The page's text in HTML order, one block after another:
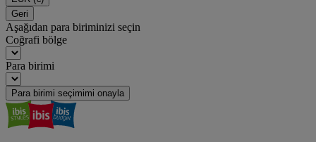
Geri
Aşağıdan para biriminizi seçin
Coğrafi bölge
Para birimi
Para birimi seçimimi onayla